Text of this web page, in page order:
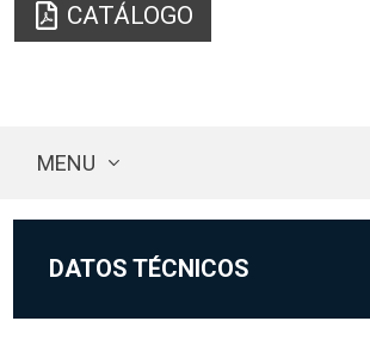
CATÁLOGO
MENU
DATOS TÉCNICOS